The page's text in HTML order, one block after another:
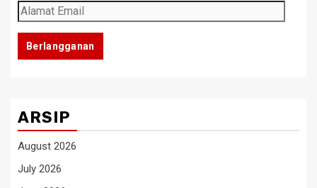
Alamat
Email
Berlangganan
ARSIP
August 2026
July 2026